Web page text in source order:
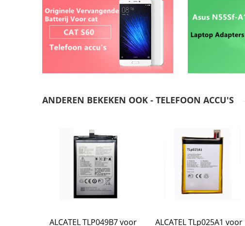
ANDEREN BEKEKEN OOK - TELEFOON ACCU'S
ALCATEL TLP049B7 voor
ALCATEL TLp025A1 voor